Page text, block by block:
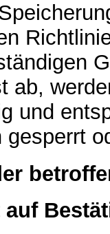
ab,
und
gesperrt
auf